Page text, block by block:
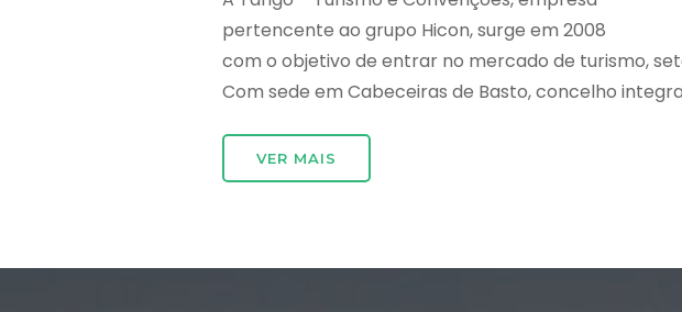
pertencente ao grupo Hicon, surge em 2008
com o objetivo de entrar no mercado de turismo,
Com sede em Cabeceiras de Basto, concelho
VER MAIS